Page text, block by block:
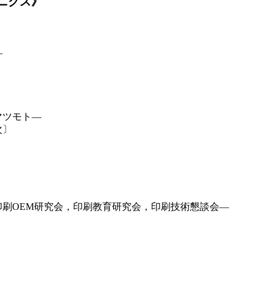
ツモト—
研究会，印刷教育研究会，印刷技術懇談会—